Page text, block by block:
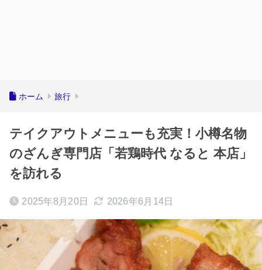
ホーム 旅行
テイクアウトメニューも充実！小樽名物
のざんぎ専門店「若鶏時代 なると 本店」
を訪れる
2025年8月20日 2026年6月14日